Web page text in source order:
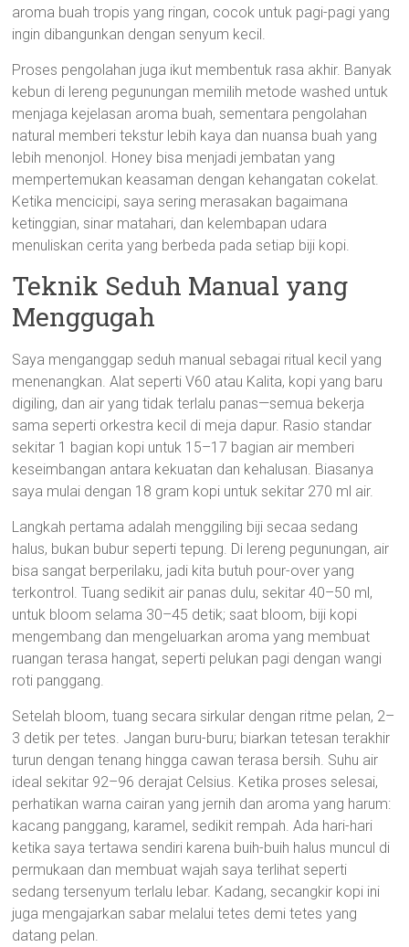
aroma buah tropis yang ringan, cocok untuk pagi-pagi yang
ingin dibangunkan dengan senyum kecil.
Proses pengolahan juga ikut membentuk rasa akhir. Banyak
kebun di lereng pegunungan memilih metode washed untuk
menjaga kejelasan aroma buah, sementara pengolahan
natural memberi tekstur lebih kaya dan nuansa buah yang
lebih menonjol. Honey bisa menjadi jembatan yang
mempertemukan keasaman dengan kehangatan cokelat.
Ketika mencicipi, saya sering merasakan bagaimana
ketinggian, sinar matahari, dan kelembapan udara
menuliskan cerita yang berbeda pada setiap biji kopi.
Teknik Seduh Manual yang
Menggugah
Saya menganggap seduh manual sebagai ritual kecil yang
menenangkan. Alat seperti V60 atau Kalita, kopi yang baru
digiling, dan air yang tidak terlalu panas—semua bekerja
sama seperti orkestra kecil di meja dapur. Rasio standar
sekitar 1 bagian kopi untuk 15–17 bagian air memberi
keseimbangan antara kekuatan dan kehalusan. Biasanya
saya mulai dengan 18 gram kopi untuk sekitar 270 ml air.
Langkah pertama adalah menggiling biji secaa sedang
halus, bukan bubur seperti tepung. Di lereng pegunungan, air
bisa sangat berperilaku, jadi kita butuh pour-over yang
terkontrol. Tuang sedikit air panas dulu, sekitar 40–50 ml,
untuk bloom selama 30–45 detik; saat bloom, biji kopi
mengembang dan mengeluarkan aroma yang membuat
ruangan terasa hangat, seperti pelukan pagi dengan wangi
roti panggang.
Setelah bloom, tuang secara sirkular dengan ritme pelan, 2–
3 detik per tetes. Jangan buru-buru; biarkan tetesan terakhir
turun dengan tenang hingga cawan terasa bersih. Suhu air
ideal sekitar 92–96 derajat Celsius. Ketika proses selesai,
perhatikan warna cairan yang jernih dan aroma yang harum:
kacang panggang, karamel, sedikit rempah. Ada hari-hari
ketika saya tertawa sendiri karena buih-buih halus muncul di
permukaan dan membuat wajah saya terlihat seperti
sedang tersenyum terlalu lebar. Kadang, secangkir kopi ini
juga mengajarkan sabar melalui tetes demi tetes yang
datang pelan.